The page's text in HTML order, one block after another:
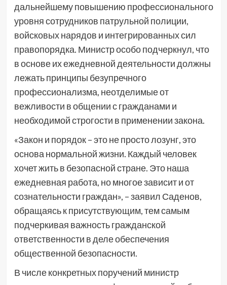
дальнейшему повышению профессионального
уровня сотрудников патрульной полиции,
войсковых нарядов и интегрированных сил
правопорядка. Министр особо подчеркнул, что
в основе их ежедневной деятельности должны
лежать принципы безупречного
профессионализма, неотделимые от
вежливости в общении с гражданами и
необходимой строгости в применении закона.
«Закон и порядок – это не просто лозунг, это
основа нормальной жизни. Каждый человек
хочет жить в безопасной стране. Это наша
ежедневная работа, но многое зависит и от
сознательности граждан», – заявил Саденов,
обращаясь к присутствующим, тем самым
подчеркивая важность гражданской
ответственности в деле обеспечения
общественной безопасности.
В числе конкретных поручений министр